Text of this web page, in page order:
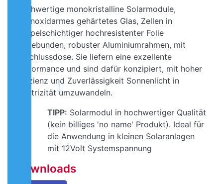
Hochwertige monokristalline Solarmodule,
eisenoxidarmes gehärtetes Glas, Zellen in
doppelschichtiger hochresistenter Folie
eingebunden, robuster Aluminiumrahmen, mit
Anschlussdose. Sie liefern eine exzellente
Performance und sind dafür konzipiert, mit hoher
Effizienz und Zuverlässigkeit Sonnenlicht in
Elektrizität umzuwandeln.
TIPP: Solarmodul in hochwertiger Qualität
(kein billiges 'no name' Produkt). Ideal für
die Anwendung in kleinen Solaranlagen
mit 12Volt Systemspannung
Downloads